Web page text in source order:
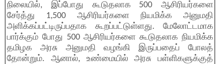
நிலையில், இப்போது கூடுதலாக 500 ஆசிரியர்களை
சேர்த்து 1,500 ஆசிரியர்களை நியமிக்க அனுமதி
அளிக்கப்பட்டிருப்பதாக கூறப்பட்டுள்ளது. மேலோட்டமாக
பார்க்கும் போது 500 ஆசிரியர்களை கூடுதலாக நியமிக்க
தமிழக அரசு அனுமதி வழங்கி இருப்பதைப் போலத்
தோன்றும். ஆனால், உண்மையில் அரசு பள்ளிகளுக்குத்